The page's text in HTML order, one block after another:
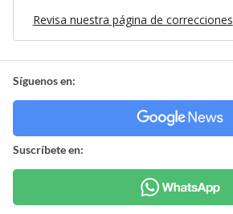
Revisa nuestra página de correcciones
Síguenos en:
Suscríbete en: